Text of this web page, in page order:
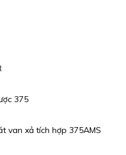
375
van xả tích hợp 375AMS